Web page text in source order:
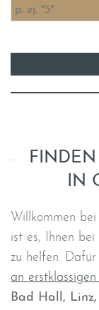
FINDEN
IN
Willkommen bei
ist es, Ihnen bei
zu helfen.
an
Bad Hall,